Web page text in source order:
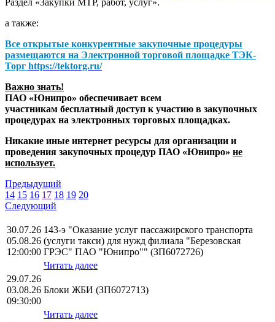
Раздел «Закупки МТР, работ, услуг».
а также:
Все открытые конкурентные закупочные процедуры
размещаются на Электронной торговой площадке ТЭК-
Торг https://tektorg.ru/
Важно знать!
ПАО «Юнипро» обеспечивает всем
участникам бесплатный доступ к участию в закупочных
процедурах на электронных торговых площадках.
Никакие иные интернет ресурсы для организации и
проведения закупочных процедур ПАО «Юнипро» не
использует.
Предыдущий
14 15 16 17 18 19 20
Следующий
30.07.26
05.08.26
12:00:00
143-э "Оказание услуг пассажирского транспорта
(услуги такси) для нужд филиала "Березовская
ГРЭС" ПАО "Юнипро"" (ЗП6072726)
Читать далее
29.07.26
03.08.26
09:30:00
Блоки ЖБИ (ЗП6072713)
Читать далее